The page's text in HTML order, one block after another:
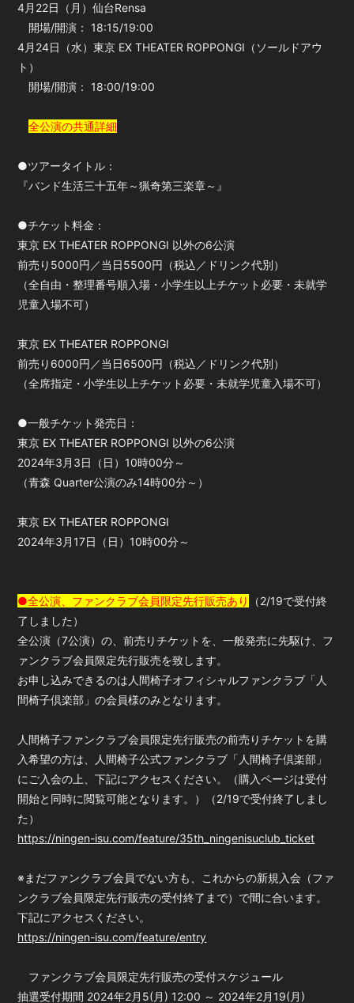
4月22日（月）仙台Rensa
開場/開演： 18:15/19:00
4月24日（水）東京 EX THEATER ROPPONGI（ソールドアウ
ト）
開場/開演： 18:00/19:00
全公演の共通詳細
●ツアータイトル：
『バンド生活三十五年～猟奇第三楽章～』
●チケット料金：
東京 EX THEATER ROPPONGI 以外の6公演
前売り5000円／当日5500円（税込／ドリンク代別）
（全自由・整理番号順入場・小学生以上チケット必要・未就学
児童入場不可）
東京 EX THEATER ROPPONGI
前売り6000円／当日6500円（税込／ドリンク代別）
（全席指定・小学生以上チケット必要・未就学児童入場不可）
●一般チケット発売日：
東京 EX THEATER ROPPONGI 以外の6公演
2024年3月3日（日）10時00分～
（青森 Quarter公演のみ14時00分～）
東京 EX THEATER ROPPONGI
2024年3月17日（日）10時00分～
●全公演、ファンクラブ会員限定先行販売あり
（2/19で受付終
了しました）
全公演（7公演）の、前売りチケットを、一般発売に先駆け、フ
ァンクラブ会員限定先行販売を致します。
お申し込みできるのは人間椅子オフィシャルファンクラブ「人
間椅子倶楽部」の会員様のみとなります。
人間椅子ファンクラブ会員限定先行販売の前売りチケットを購
入希望の方は、人間椅子公式ファンクラブ「人間椅子倶楽部」
にご入会の上、下記にアクセスください。（購入ページは受付
開始と同時に閲覧可能となります。）（2/19で受付終了しまし
た）
https://ningen-isu.com/feature/35th_ningenisuclub_ticket
※まだファンクラブ会員でない方も、これからの新規入会（ファ
ンクラブ会員限定先行販売の受付終了まで）で間に合います。
下記にアクセスください。
https://ningen-isu.com/feature/entry
ファンクラブ会員限定先行販売の受付スケジュール
抽選受付期間 2024年2月5(月) 12:00 ～ 2024年2月19(月)